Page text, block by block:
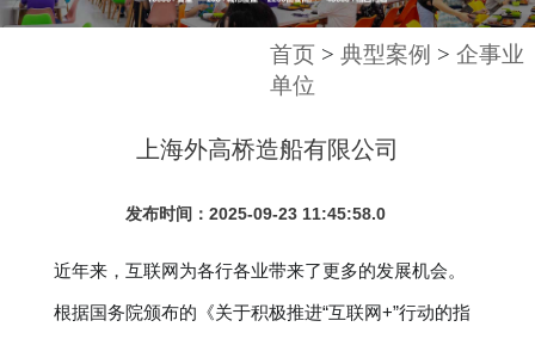
首页 > 典型案例 > 企事业
单位
上海外高桥造船有限公司
发布时间：2025-09-23 11:45:58.0
近年来，互联网为各行各业带来了更多的发展机会。
根据国务院颁布的《关于积极推进“互联网+”行动的指